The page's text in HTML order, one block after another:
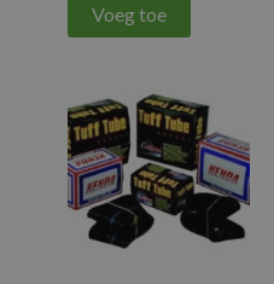
Voeg toe